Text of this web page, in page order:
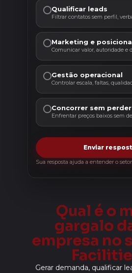
Qualificar leads
Filtrar contatos sem perfil,
Marketing e
Comunicar valor, autoridade e
Gestão operacional
Controlar escala, faltas,
Concorrer sem
Enfrentar preços baixos sem
Enviar
Sua resposta ajuda a entender o
Qual é o
gargalo
empresa no
Gerar demanda, qualificar